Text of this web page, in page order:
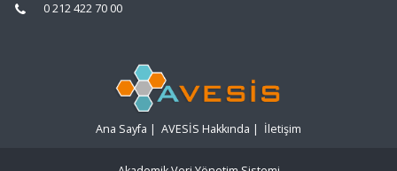
0 212 422 70 00
Ana Sayfa | AVESİS Hakkında | İletişim